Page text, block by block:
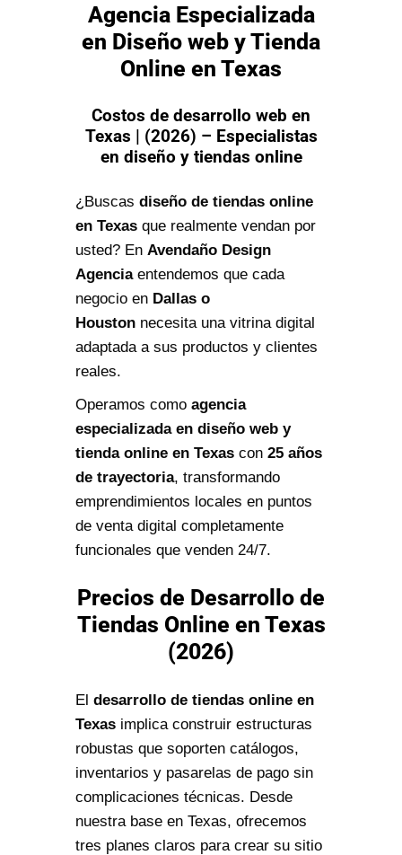
Agencia Especializada
en Diseño web y Tienda
Online en Texas
Costos de desarrollo web en
Texas | (2026) – Especialistas
en diseño y tiendas online
¿Buscas diseño de tiendas online
en Texas que realmente vendan por
usted? En Avendaño Design
Agenciaentendemos que cada
negocio en Dallas o
Houston necesita una vitrina digital
adaptada a sus productos y clientes
reales.
Operamos como agencia
especializada en diseño web y
tienda online en Texas con 25 años
de trayectoria, transformando
emprendimientos locales en puntos
de venta digital completamente
funcionales que venden 24/7.
Precios de Desarrollo de
Tiendas Online en Texas
(2026)
El desarrollo de tiendas online en
Texas implica construir estructuras
robustas que soporten catálogos,
inventarios y pasarelas de pago sin
complicaciones técnicas. Desde
nuestra base en Texas, ofrecemos
tres planes claros para crear su sitio